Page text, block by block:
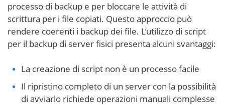
processo di backup e per bloccare le attività di
scrittura per i file copiati. Questo approccio può
rendere coerenti i backup dei file. L’utilizzo di script
per il backup di server fisici presenta alcuni svantaggi:
La creazione di script non è un processo facile
Il ripristino completo di un server con la possibilità
di avviarlo richiede operazioni manuali complesse